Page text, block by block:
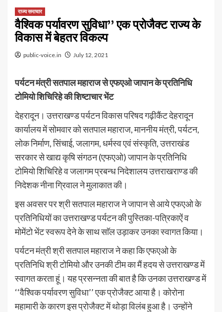
राज्य समाचार
वैश्विक पर्यावरण सुविधा’’ एक प्रोजैक्ट राज्य के
विकास में बेहतर विकल्प
public-voice.in July 12, 2021
पर्यटन मंत्री सतपाल महाराज से एफएओ जापान के प्रतिनिधि
टोमियो शिचिरिहे की शिष्टाचार भेंट
देहरादून। उत्तराखण्ड पर्यटन विकास परिषद गढ़ीकैंट देहरादून
कार्यालय में सोमवार को सतपाल महाराज, माननीय मंत्री, पर्यटन,
लोक निर्माण, सिंचाई, जलागम, धर्मस्व एवं संस्कृति, उत्तराखंड
सरकार से खाद्य कृषि संगठन (एफएओ) जापान के प्रतिनिधि
टोमियो शिचिरिहे व जलागम प्रबन्ध निदेशालय उत्तराखराण्ड की
निदेशक नीना ग्रिवाल ने मुलाकात की।
इस अवसर पर श्री सतपाल महाराज ने जापान से आये एफएओ के
प्रतिनिधियों का उत्तराखण्ड पर्यटन की पुस्तिका-पत्रिकाऐं व
मोमेंटो भेंट स्वरूप देने के साथ साॅल उड़ाकर उनका स्वागत किया।
पर्यटन मंत्री श्री सतपाल महाराज ने कहा कि एफएओ के
प्रतिनिधि श्री टोमियो और उनकी टीम का मैं हदय से उत्तराखण्ड में
स्वागत करता हूं। यह प्रसन्नता की बात है कि उनका उत्तराखण्ड में
‘‘वैश्विक पर्यावरण सुविधा’’ एक प्रोजैक्ट आया है। कोरोना
महामारी के कारण इस प्रोजैक्ट में थोड़ा विलंब हुआ है। उन्होंने